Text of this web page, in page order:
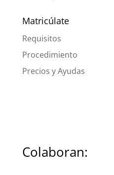
Matricúlate
Requisitos
Procedimiento
Precios y Ayudas
Colaboran: